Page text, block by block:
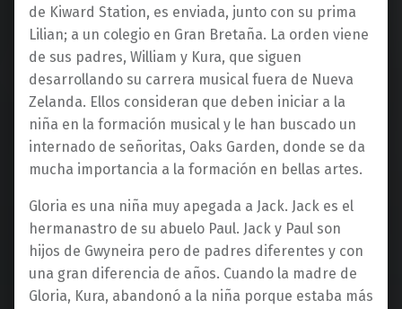
de Kiward Station, es enviada, junto con su prima
Lilian; a un colegio en Gran Bretaña. La orden viene
de sus padres, William y Kura, que siguen
desarrollando su carrera musical fuera de Nueva
Zelanda. Ellos consideran que deben iniciar a la
niña en la formación musical y le han buscado un
internado de señoritas, Oaks Garden, donde se da
mucha importancia a la formación en bellas artes.
Gloria es una niña muy apegada a Jack. Jack es el
hermanastro de su abuelo Paul. Jack y Paul son
hijos de Gwyneira pero de padres diferentes y con
una gran diferencia de años. Cuando la madre de
Gloria, Kura, abandonó a la niña porque estaba más